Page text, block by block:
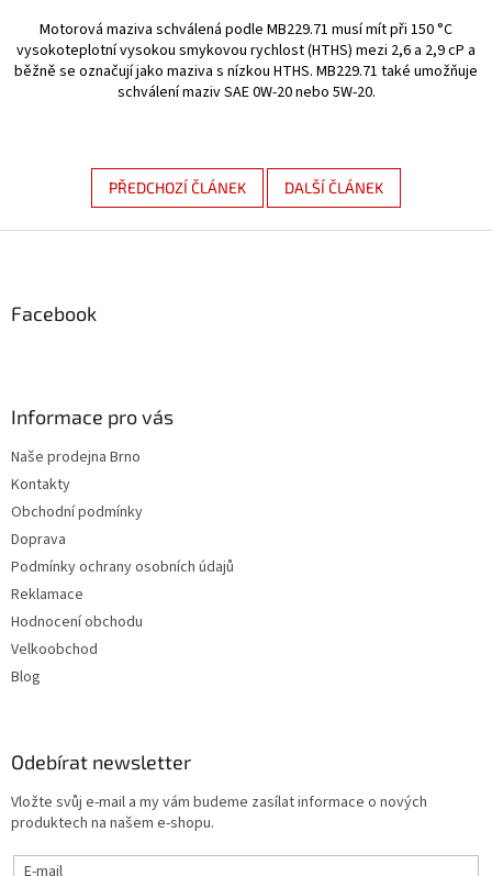
Motorová maziva schválená podle MB229.71 musí mít při 150 °C
vysokoteplotní vysokou smykovou rychlost (HTHS) mezi 2,6 a 2,9 cP a
běžně se označují jako maziva s nízkou HTHS. MB229.71 také umožňuje
schválení maziv SAE 0W-20 nebo 5W-20.
PŘEDCHOZÍ ČLÁNEK DALŠÍ ČLÁNEK
Facebook
Informace pro vás
Naše prodejna Brno
Kontakty
Obchodní podmínky
Doprava
Podmínky ochrany osobních údajů
Reklamace
Hodnocení obchodu
Velkoobchod
Blog
Odebírat newsletter
Vložte svůj e-mail a my vám budeme zasílat informace o nových
produktech na našem e-shopu.
E-mail